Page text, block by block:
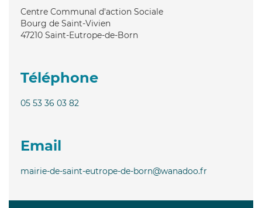
Centre Communal d'action Sociale
Bourg de Saint-Vivien
47210 Saint-Eutrope-de-Born
Téléphone
05 53 36 03 82
Email
mairie-de-saint-eutrope-de-born@wanadoo.fr